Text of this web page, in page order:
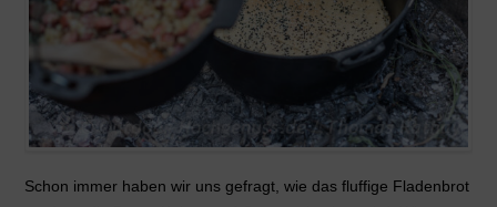
Schon immer haben wir uns gefragt, wie das fluffige Fladenbrot